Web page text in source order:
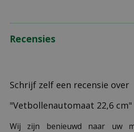
Recensies
Schrijf zelf een recensie over
"Vetbollenautomaat 22,6 cm"
Wij zijn benieuwd naar uw